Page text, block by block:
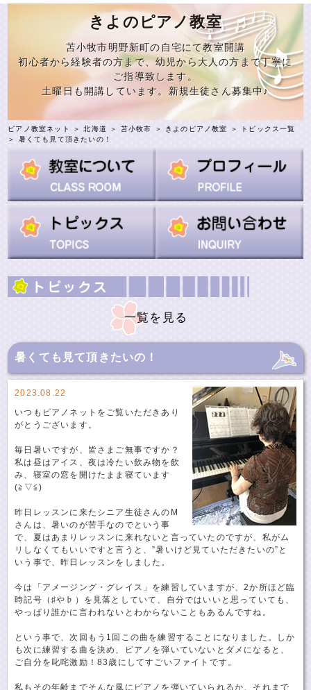
きよのピアノ教室
苫小牧市明野新町の自宅にて教室開講
初心者から経験者の方まで、幼児から大人の方まで丁寧に
ご指導致します。
土曜日も開講しています。新規生徒さん募集中♪
ピアノ教室ネット ＞北海道 ＞ 苫小牧市 ＞ きよのピアノ教室 ＞
トピックス一覧
＞ 暑くても見て頂きたいの！
一覧を見る
暑くても見て頂きたいの！
2023.08.22
いつもピアノネットをご覧いただきあり
がとうございます。
毎日暑いですが、皆さまご無事ですか？
私は昼はアイス、夜は冷たい飲み物を飲
み、寝室の窓を開けたまま寝ています
(≧▽≦)
昨日レッスンに来たシニア生徒さんのM
さんは、暑いのが苦手なのでという事
で、夏はあまりレッスンに来れないと言っていたのですが、私がム
リしなくてもいいですと言うと、”暑いけど見ていただきたいの”と
いう事で、昨日レッスンをしました。
今は「アメージング・グレイス」を練習していますが、2か所ほど臨
時記号（♯や♭）を見落としていて、自分ではいいと思っていても、
やっぱり誰かに言われないとわからないこともあるんですね。
という事で、次回もう1回この曲を練習することになりました。しか
も次に練習する曲を決め、ピアノを弾いていないとダメになると、
ご自分を叱咤激励！83歳にしてすごいファイトです。
私もその年齢までそんな風にピアノを弾いていられるか、それまで